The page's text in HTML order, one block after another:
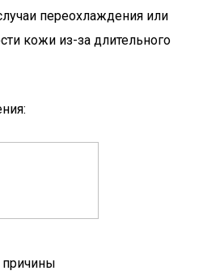
переохлаждения или
кожи из-за длительного